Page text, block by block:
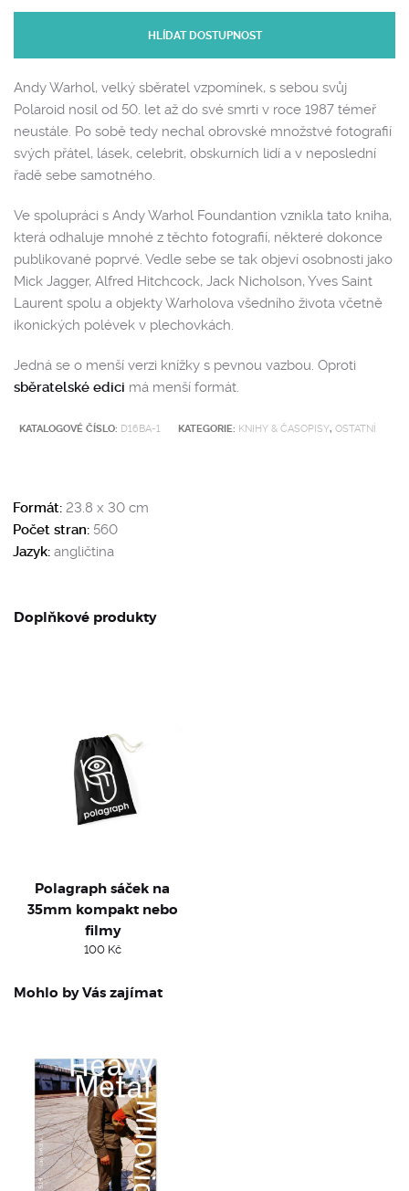
HLÍDAT DOSTUPNOST
Andy Warhol, velký sběratel vzpomínek, s sebou svůj
Polaroid nosil od 50. let až do své smrti v roce 1987 témeř
neustále. Po sobě tedy nechal obrovské množstvé fotografií
svých přátel, lásek, celebrit, obskurních lidí a v neposlední
řadě sebe samotného.
Ve spolupráci s Andy Warhol Foundantion vznikla tato kniha,
která odhaluje mnohé z těchto fotografií, některé dokonce
publikované poprvé. Vedle sebe se tak objeví osobnosti jako
Mick Jagger, Alfred Hitchcock, Jack Nicholson, Yves Saint
Laurent spolu a objekty Warholova všedního života včetně
ikonických polévek v plechovkách.
Jedná se o menší verzi knížky s pevnou vazbou. Oproti
sběratelské edici má menší formát.
KATALOGOVÉ ČÍSLO: D16BA-1 KATEGORIE: KNIHY & ČASOPISY, OSTATNÍ
Formát:23.8 x 30 cm
Počet stran: 560
Jazyk: angličtina
Doplňkové produkty
Polagraph sáček na
35mm kompakt nebo
filmy
100 Kč
Mohlo by Vás zajímat